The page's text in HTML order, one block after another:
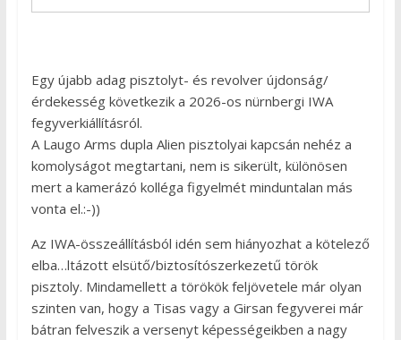
Egy újabb adag pisztolyt- és revolver újdonság/
érdekesség következik a 2026-os nürnbergi IWA
fegyverkiállításról.
A Laugo Arms dupla Alien pisztolyai kapcsán nehéz a
komolyságot megtartani, nem is sikerült, különösen
mert a kamerázó kolléga figyelmét minduntalan más
vonta el.:-))
Az IWA-összeállításból idén sem hiányozhat a kötelező
elba…ltázott elsütő/biztosítószerkezetű török
pisztoly. Mindamellett a törökök feljövetele már olyan
szinten van, hogy a Tisas vagy a Girsan fegyverei már
bátran felveszik a versenyt képességeikben a nagy